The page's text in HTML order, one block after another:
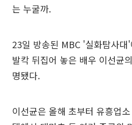
는 누굴까.
23일 방송된 MBC '실화탐사대
발칵 뒤집어 놓은 배우 이선균
명됐다.
이선균은 올해 초부터 유흥업